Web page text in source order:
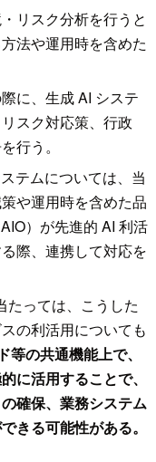
リスク分析を行うと
法や運用時を含めた
に、生成 AI システ
スク対応策、行政
行う。
テムについては、当
や運用時を含めた品
）が先進的 AI 利活
際、連携して対応を
たっては、こうした
の利活用についても
の共通機能上で、
に活用することで、
確保、業務システム
きる可能性がある。